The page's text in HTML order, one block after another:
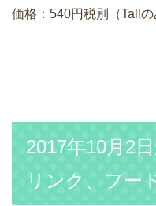
価格：540円税別（Tallの
2017年10月2
リンク、フー